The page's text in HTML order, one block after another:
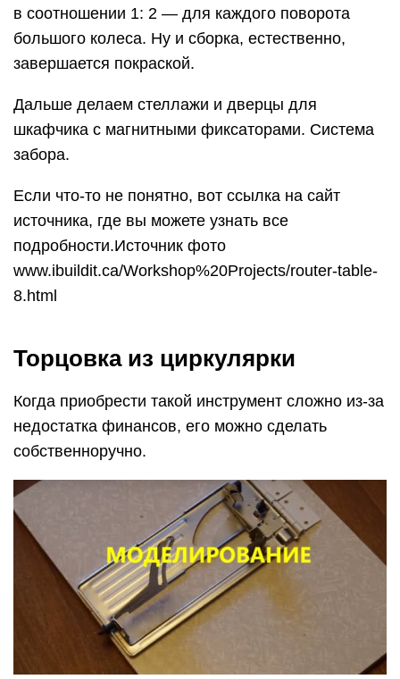
в соотношении 1: 2 — для каждого поворота
большого колеса. Ну и сборка, естественно,
завершается покраской.
Дальше делаем стеллажи и дверцы для
шкафчика с магнитными фиксаторами. Система
забора.
Если что-то не понятно, вот ссылка на сайт
источника, где вы можете узнать все
подробности.Источник фото
www.ibuildit.ca/Workshop%20Projects/router-table-
8.html
Торцовка из циркулярки
Когда приобрести такой инструмент сложно из-за
недостатка финансов, его можно сделать
собственноручно.